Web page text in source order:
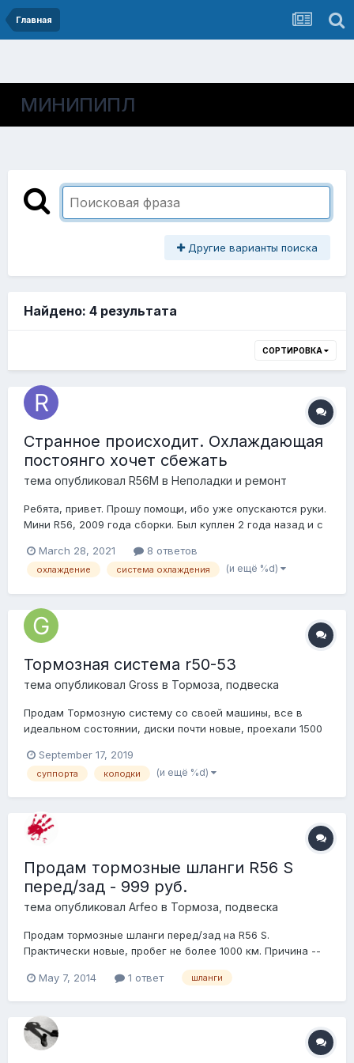
Главная
МИНИПИПЛ
Другие варианты поиска
Найдено: 4 результата
СОРТИРОВКА
Странное происходит. Охлаждающая
постоянго хочет сбежать
тема опубликовал R56M в Неполадки и ремонт
Ребята, привет. Прошу помощи, ибо уже опускаются руки.
Мини R56, 2009 года сборки. Был куплен 2 года назад и с
охлаждающей системы (машина теряла жидкость). Сразу
после покупки были заменены термостат, пумпа,
March 28, 2021 8 ответов
охлаждение система охлаждения (и ещё %d)
Тормозная система r50-53
тема опубликовал Gross в Тормоза, подвеска
Продам Тормозную систему со своей машины, все в
идеальном состоянии, диски почти новые, проехали 1500
отправлю транспортной, упакую как надо. 8-963-312-
о-666
September 17, 2019
суппорта колодки (и ещё %d)
Продам тормозные шланги R56 S
перед/зад - 999 руб.
тема опубликовал Arfeo в Тормоза, подвеска
Продам тормозные шланги перед/зад на R56 S.
Практически новые, пробег не более 1000 км. Причина --
May 7, 2014
1 ответ шланги